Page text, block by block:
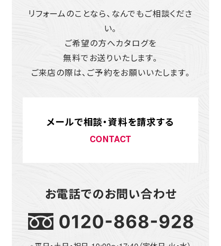
リフォームのことなら、なんでもご相談くださ
い。
ご希望の方へカタログを
無料でお送りいたします。
ご来店の際は、ご予約をお願いいたします。
メールで相談・資料を請求する
CONTACT
お電話でのお問い合わせ